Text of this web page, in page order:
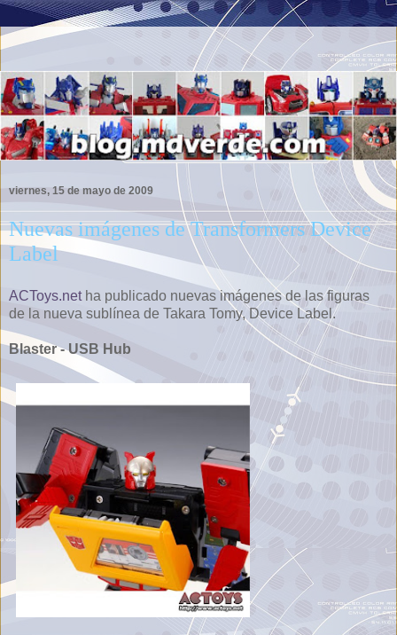
viernes, 15 de mayo de 2009
Nuevas imágenes de Transformers Device
Label
ACToys.netha publicado nuevas imágenes de las figuras
de la nueva sublínea de Takara Tomy, Device Label.
Blaster - USB Hub